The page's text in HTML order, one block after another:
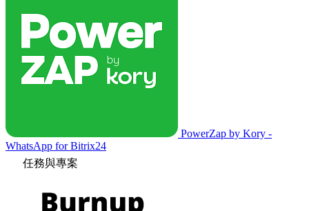
PowerZap by Kory -
WhatsApp for Bitrix24
任務與專案